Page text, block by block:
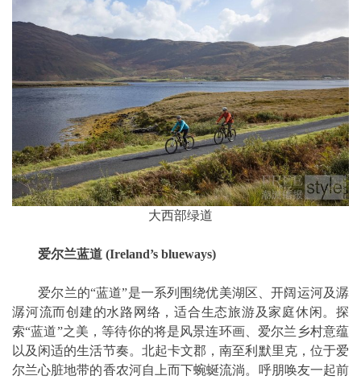
大西部绿道
爱尔兰蓝道 (Ireland’s blueways)
爱尔兰的“蓝道”是一系列围绕优美湖区、开阔运河及潺
潺河流而创建的水路网络，适合生态旅游及家庭休闲。探
索“蓝道”之美，等待你的将是风景连环画、爱尔兰乡村意蕴
以及闲适的生活节奏。北起卡文郡，南至利默里克，位于爱
尔兰心脏地带的香农河自上而下蜿蜒流淌。呼朋唤友一起前